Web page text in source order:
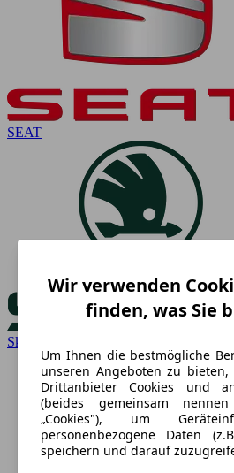
SEAT
Skoda
Wir verwenden
finden, was Sie
Um Ihnen die bestmögliche
unseren Angeboten zu
Drittanbieter Cookies und
(beides gemeinsam
„Cookies"), um
personenbezogene Daten
speichern und darauf